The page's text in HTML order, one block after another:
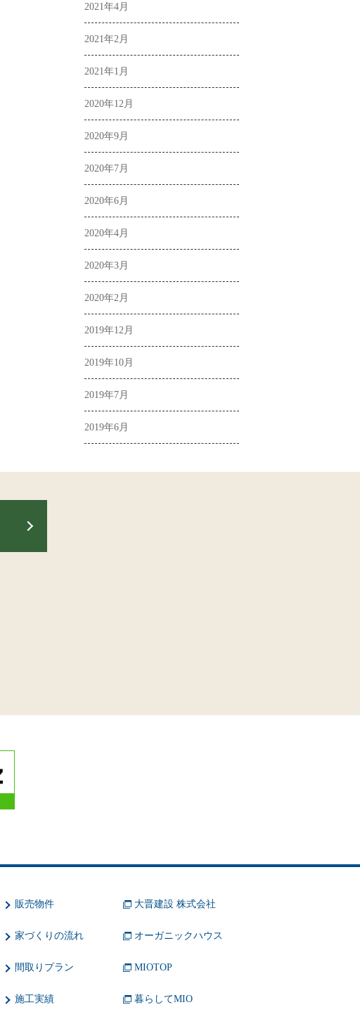
2021年4月
2021年2月
2021年1月
2020年12月
2020年9月
2020年7月
2020年6月
2020年4月
2020年3月
2020年2月
2019年12月
2019年10月
2019年7月
2019年6月
販売物件
家づくりの流れ
間取りプラン
施工実績
大晋建設 株式会社
オーガニックハウス
MIOTOP
暮らしてMIO